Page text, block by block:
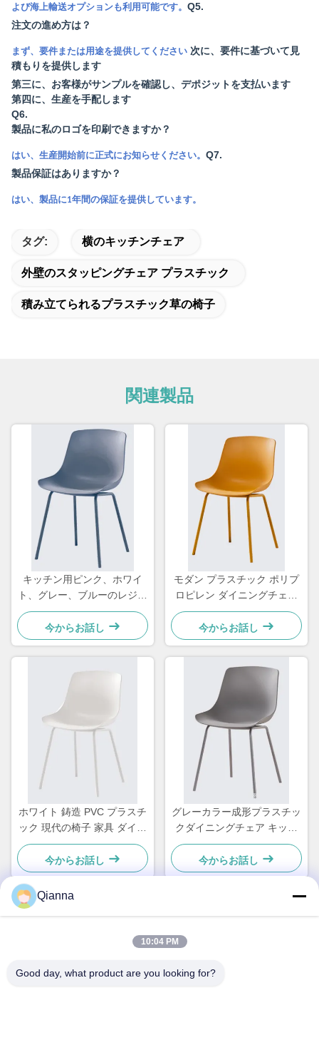
よび海上輸送オプションも利用可能です。 Q5.
注文の進め方は？
まず、要件または用途を提供してください 次に、要件に基づいて見
積もりを提供します
第三に、お客様がサンプルを確認し、デポジットを支払います
第四に、生産を手配します
Q6.
製品に私のロゴを印刷できますか？
はい、生産開始前に正式にお知らせください。 Q7.
製品保証はありますか？
はい、製品に1年間の保証を提供しています。
タグ: 横のキッチンチェア
外壁のスタッピングチェア プラスチック
積み立てられるプラスチック草の椅子
関連製品
キッチン用ピンク、ホワイ
ト、グレー、ブルーのレジャ
ーハードイームズプラスチッ
クモダンチェア家具
今からお話し
モダン プラスチック ポリプ
ロピレン ダイニングチェア
イエロー ダイニングルーム
レストラン用
今からお話し
ホワイト 鋳造 PVC プラスチ
ック 現代の椅子 家具 ダイニ
ングルーム OEM
今からお話し
グレーカラー成形プラスチッ
クダイニングチェア キッチ
ン カフェテリア ODM
今からお話し
クイックコンタクト
アドレス
Qianna
10:04 PM
Good day, what product are you looking for?